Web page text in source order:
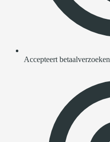
Accepteert betaalverzoeken